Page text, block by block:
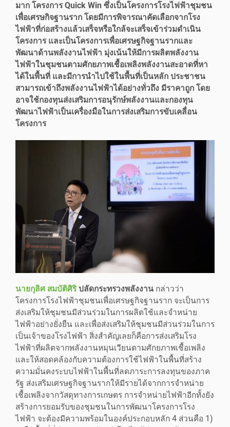
มาก โครงการ Quick Win ซึ่งเป็นโครงการโรงไฟฟ้าชุมชน
เพื่อเศรษกิจฐานราก โดยมีการพิจารณาคัดเลือกจากโรง
ไฟฟ้าที่ก่อสร้างแล้วเสร็จหรือใกล้จะเสร็จเข้าร่วมดำเนิน
โครงการ และเป็นโครงการเพื่อเศรษฐกิจฐานรากและ
พัฒนาด้านพลังงานไฟฟ้า มุ่งเน้นให้มีการผลิตพลังงาน
ไฟฟ้าในชุมชนตามศักยภาพเชื้อเพลิงพลังงานสะอาดที่หา
ได้ในพื้นที่ และมีการนำไปใช้ในพื้นที่เป็นหลัก ประชาชน
สามารถเข้าถึงพลังงานไฟฟ้าได้อย่างทั่วถึง มีราคาถูก โดย
อาจใช้กองทุนส่งเสริมการอนุรักษ์พลังงานและกองทุน
พัฒนาไฟฟ้าเป็นเครื่องมือในการส่งเสริมการขับเคลื่อน
โครงการ
นายกุลิศ สมบัติศิริ ปลัดกระทรวงพลังงาน กล่าวว่า
โครงการโรงไฟฟ้าชุมชนเพื่อเศรษฐกิจฐานราก จะเป็นการ
ส่งเสริมให้ชุมชนมีส่วนร่วมในการผลิตใช้และจำหน่าย
ไฟฟ้าอย่างยั่งยืน และเพื่อส่งเสริมให้ชุมชนมีส่วนร่วมในการ
เป็นเจ้าของโรงไฟฟ้า สิ่งสำคัญเลยก็คือการส่งเสริมโรง
ไฟฟ้าที่ผลิตจากพลังงานหมุนเวียนตามศักยภาพเชื้อเพลิง
และให้สอดคล้องกับความต้องการใช้ไฟฟ้าในพื้นที่สร้าง
ความมั่นคงระบบไฟฟ้าในพื้นที่ลดภาระการลงทุนของภาค
รัฐ ส่งเสริมเศรษฐกิจฐานรากให้มีรายได้จากการจำหน่าย
เชื้อเพลิงจากวัสดุทางการเกษตร การจำหน่ายไฟฟ้าอีกทั้งยัง
สร้างการยอมรับของชุมชนในการพัฒนาโครงการโรง
ไฟฟ้า จะต้องมีความพร้อมในองค์ประกอบหลัก 4 ส่วนคือ 1)